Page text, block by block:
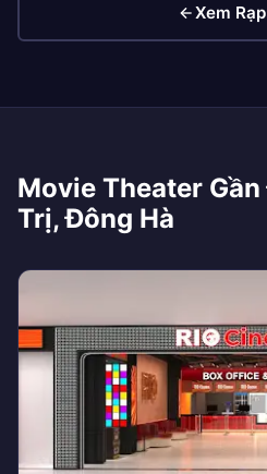
Xem
Movie Theater
Trị, Đông Hà